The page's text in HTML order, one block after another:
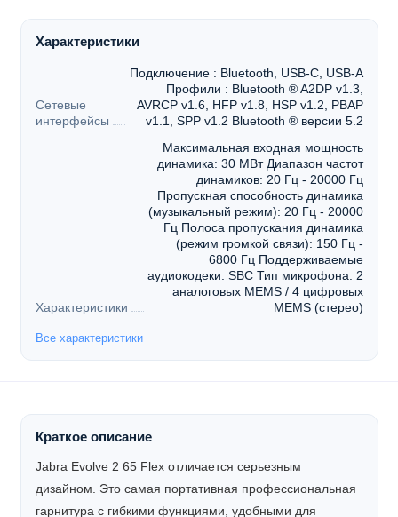
Характеристики
Сетевые
интерфейсы
Подключение : Bluetooth, USB-C, USB-A
Профили : Bluetooth ® A2DP v1.3,
AVRCP v1.6, HFP v1.8, HSP v1.2, PBAP
v1.1, SPP v1.2 Bluetooth ® версии 5.2
Характеристики
Максимальная входная мощность
динамика: 30 МВт Диапазон частот
динамиков: 20 Гц - 20000 Гц
Пропускная способность динамика
(музыкальный режим): 20 Гц - 20000
Гц Полоса пропускания динамика
(режим громкой связи): 150 Гц -
6800 Гц Поддерживаемые
аудиокодеки: SBC Тип микрофона: 2
аналоговых MEMS / 4 цифровых
MEMS (стерео)
Все характеристики
Краткое описание
Jabra Evolve 2 65 Flex отличается серьезным
дизайном. Это самая портативная профессиональная
гарнитура с гибкими функциями, удобными для